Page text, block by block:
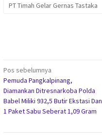
PT Timah Gelar Gernas Tastaka
Navigasi
pos
Pos sebelumnya
Pemuda Pangkalpinang,
Diamankan Ditresnarkoba Polda
Babel Miliki 932,5 Butir Ekstasi Dan
1 Paket Sabu Seberat 1,09 Gram